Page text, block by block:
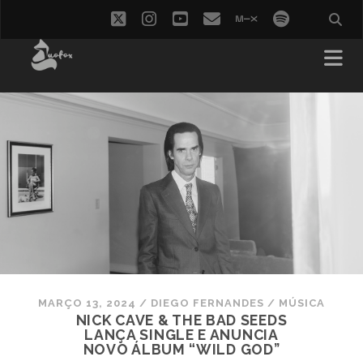
twitterinstagram
youtube
emailmixcloud
spotify
MARÇO 13, 2024 / DIEGO FERNANDES / MÚSICA
NICK CAVE & THE BAD SEEDS
LANÇA SINGLE E ANUNCIA
NOVO ÁLBUM “WILD GOD”